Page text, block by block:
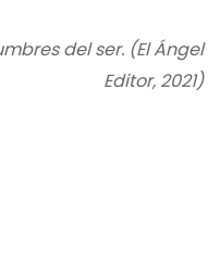
del ser. (El Ángel
Editor, 2021)